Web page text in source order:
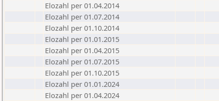
Elozahl per 01.04.2014
Elozahl per 01.07.2014
Elozahl per 01.10.2014
Elozahl per 01.01.2015
Elozahl per 01.04.2015
Elozahl per 01.07.2015
Elozahl per 01.10.2015
Elozahl per 01.01.2024
Elozahl per 01.04.2024